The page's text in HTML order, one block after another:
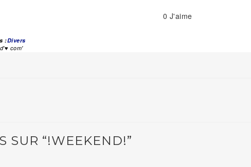
0 J'aime
:Divers
com'
SUR “!WEEKEND!”